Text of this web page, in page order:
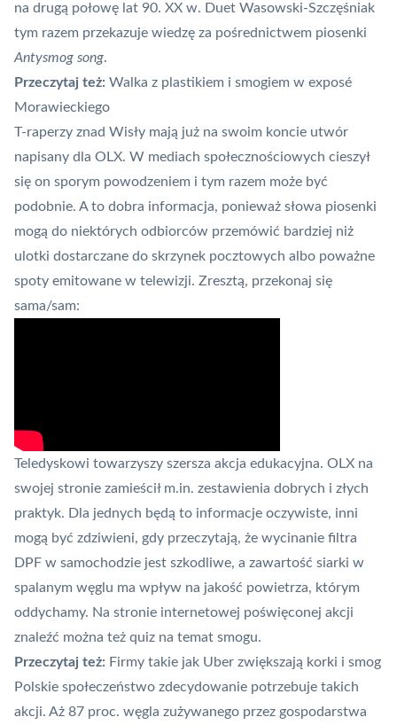
na drugą połowę lat 90. XX w. Duet Wasowski-Szczęśniak
tym razem przekazuje wiedzę za pośrednictwem piosenki
Antysmog song.
Przeczytaj też: Walka z plastikiem i smogiem w exposé
Morawieckiego
T-raperzy znad Wisły mają już na swoim koncie utwór
napisany dla OLX. W mediach społecznościowych cieszył
się on sporym powodzeniem i tym razem może być
podobnie. A to dobra informacja, ponieważ słowa piosenki
mogą do niektórych odbiorców przemówić bardziej niż
ulotki dostarczane do skrzynek pocztowych albo poważne
spoty emitowane w telewizji. Zresztą, przekonaj się
sama/sam:
Teledyskowi towarzyszy szersza akcja edukacyjna. OLX na
swojej stronie zamieścił m.in. zestawienia dobrych i złych
praktyk. Dla jednych będą to informacje oczywiste, inni
mogą być zdziwieni, gdy przeczytają, że wycinanie filtra
DPF w samochodzie jest szkodliwe, a zawartość siarki w
spalanym węglu ma wpływ na jakość powietrza, którym
oddychamy. Na stronie internetowej poświęconej akcji
znaleźć można też quiz na temat smogu.
Przeczytaj też: Firmy takie jak Uber zwiększają korki i smog
Polskie społeczeństwo zdecydowanie potrzebuje takich
akcji. Aż 87 proc. węgla zużywanego przez gospodarstwa